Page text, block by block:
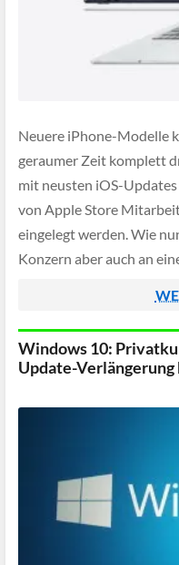
Neuere iPhone-Modelle
geraumer Zeit komplett
mit neusten iOS-
von Apple Store
eingelegt werden. Wie
Konzern aber auch an
Windows 10:
Update-Verlängerung